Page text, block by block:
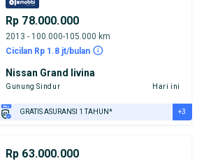
Rp 78.000.000
2013 - 100.000-105.000 km
Cicilan Rp 1.8 jt/bulan
Nissan Grand livina
Gunung Sindur Hari ini
GRATIS ASURANSI 1 TAHUN* +3
Rp 63.000.000